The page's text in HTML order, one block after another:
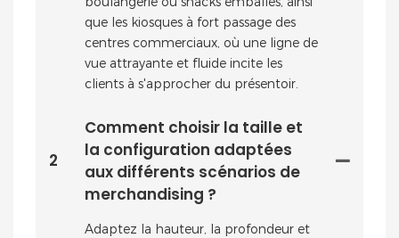
que les kiosques à fort passage des
centres commerciaux, où une ligne de
vue attrayante et fluide incite les
clients à s'approcher du présentoir.
2
Comment choisir la taille et
la configuration adaptées
aux différents scénarios de
merchandising ?
Adaptez la hauteur, la profondeur et